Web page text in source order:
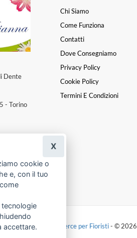
Dente
- Torino
Chi Siamo
Come Funziona
Contatti
Dove Consegniamo
Privacy Policy
Cookie Policy
Termini E Condizioni
Siti ecommerce per Fioristi- © 2026
cookie o
e, con il tuo
tecnologie
accettare.
X